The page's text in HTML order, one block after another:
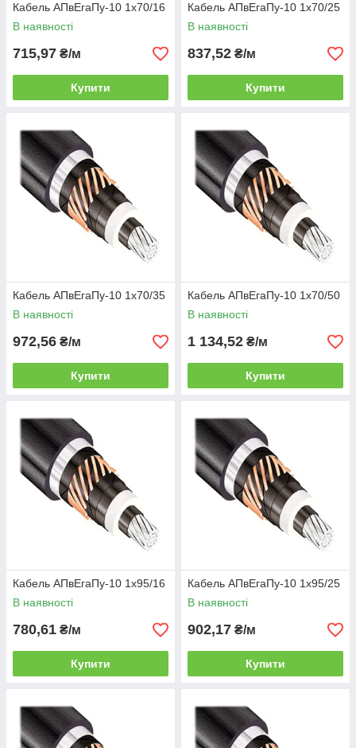
Кабель АПвЕгаПу-10 1х70/16
В наявності
715,97 ₴/м
Купити
Кабель АПвЕгаПу-10 1х70/25
В наявності
837,52 ₴/м
Купити
Кабель АПвЕгаПу-10 1х70/35
В наявності
972,56 ₴/м
Купити
Кабель АПвЕгаПу-10 1х70/50
В наявності
1 134,52 ₴/м
Купити
Кабель АПвЕгаПу-10 1х95/16
В наявності
780,61 ₴/м
Купити
Кабель АПвЕгаПу-10 1х95/25
В наявності
902,17 ₴/м
Купити